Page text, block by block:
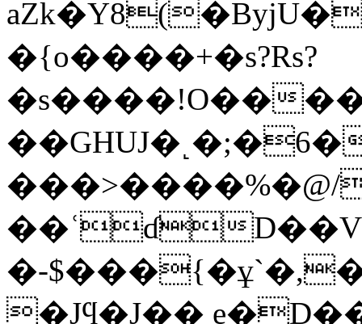
�{o����+�s?Rs?
�s����!O��
���>����%�@/
��ʿɗ
�-
�Jϥ�J��